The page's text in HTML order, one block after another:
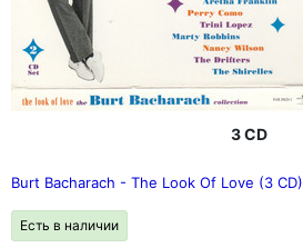
3 CD
Burt Bacharach - The Look Of Love (3 CD)
Есть в наличии